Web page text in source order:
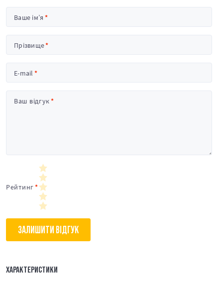
Ваше ім’я
Прізвище
E-mail
Ваш відгук
Рейтинг
ЗАЛИШИТИ ВІДГУК
ХАРАКТЕРИСТИКИ